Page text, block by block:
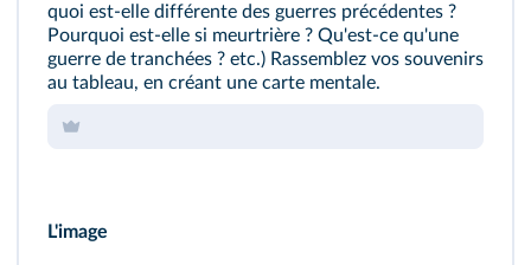
quoi est-elle différente des guerres précédentes ?
Pourquoi est-elle si meurtrière ? Qu'est-ce qu'une
guerre de tranchées ? etc.) Rassemblez vos souvenirs
au tableau, en créant une carte mentale.
L'image